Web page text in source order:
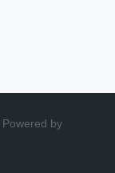
Powered by